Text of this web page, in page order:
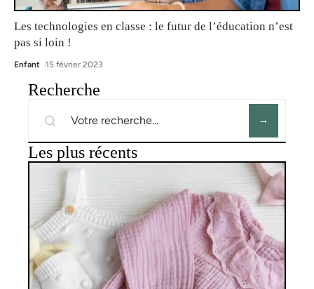
Les technologies en classe : le futur de l’éducation n’est
pas si loin !
Enfant 15 février 2023
Recherche
Les plus récents